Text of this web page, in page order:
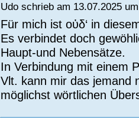
Udo schrieb am 13.07.2025
Für mich ist οὐδ‘ in
Es verbindet doch
Haupt-und Nebensätze.
In Verbindung mit einem
Vlt. kann mir das jemand
möglichst wörtlichen